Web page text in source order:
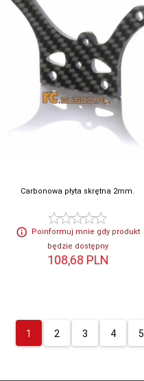
Carbonowa płyta skrętna 2mm.
Poinformuj mnie gdy produkt
będzie dostępny
108,68 PLN
1 2 3 4 5